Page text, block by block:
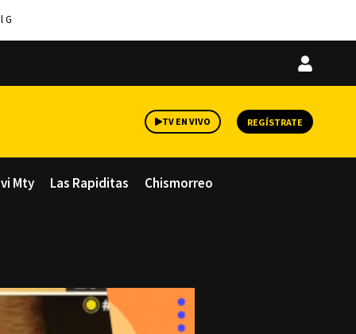
G
Iniciar
TV EN VIVO REGÍSTRATE
Mty Las Rapiditas Chismorreo